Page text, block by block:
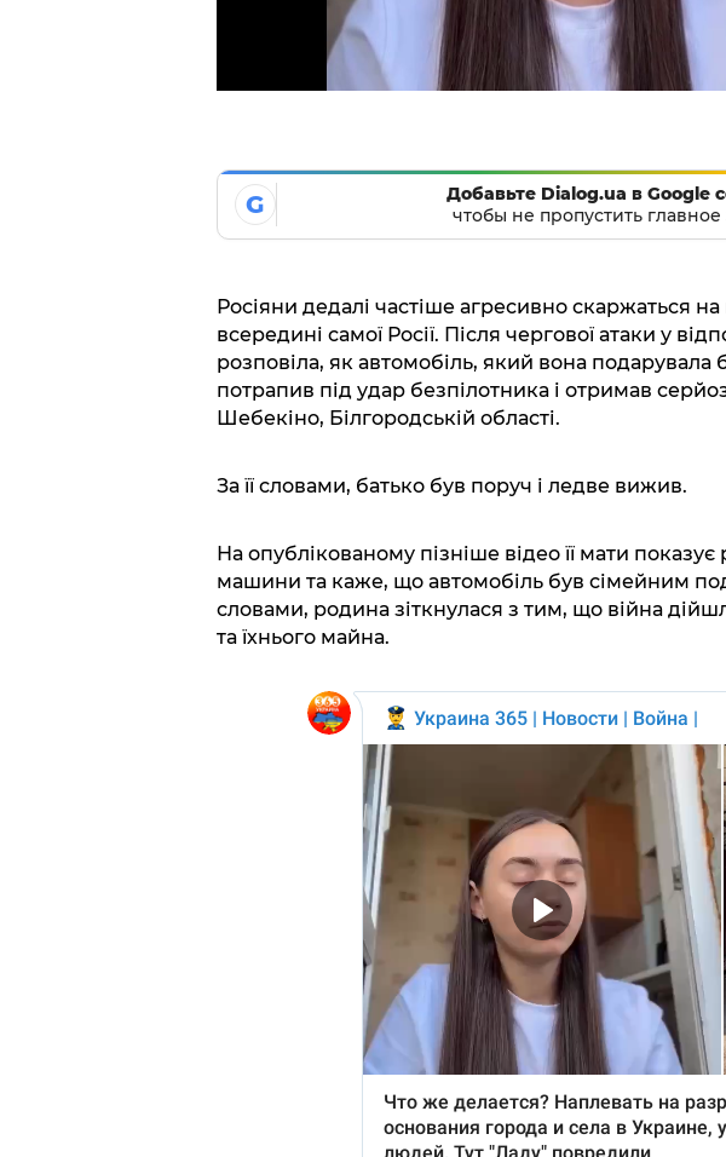
G
Добавьте Dialog.ua в Google
чтобы не пропустить главное
Росіяни дедалі частіше агресивно скаржаться
всередині самої Росії. Після чергової атаки у
розповіла, як автомобіль, який вона подарувала
потрапив під удар безпілотника і отримав
Шебекіно, Білгородській області.
За її словами, батько був поруч і ледве вижив.
На опублікованому пізніше відео її мати
машини та каже, що автомобіль був сімейним
словами, родина зіткнулася з тим, що війна
та їхнього майна.